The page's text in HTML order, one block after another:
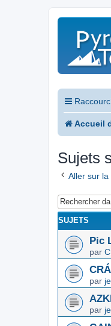
Accueil
Sujets
Aller sur
SUJETS
Pic
par
par
par